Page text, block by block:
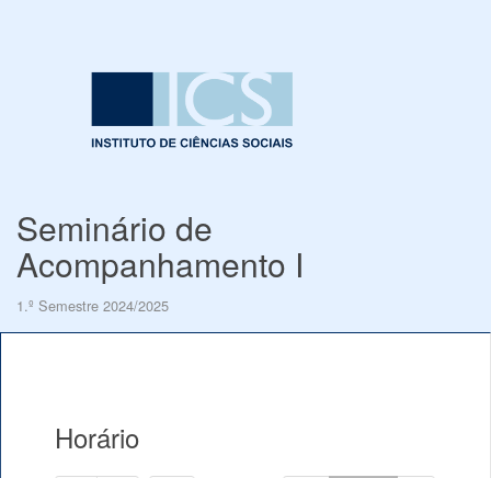
Seminário de
Acompanhamento I
1.º Semestre 2024/2025
Horário